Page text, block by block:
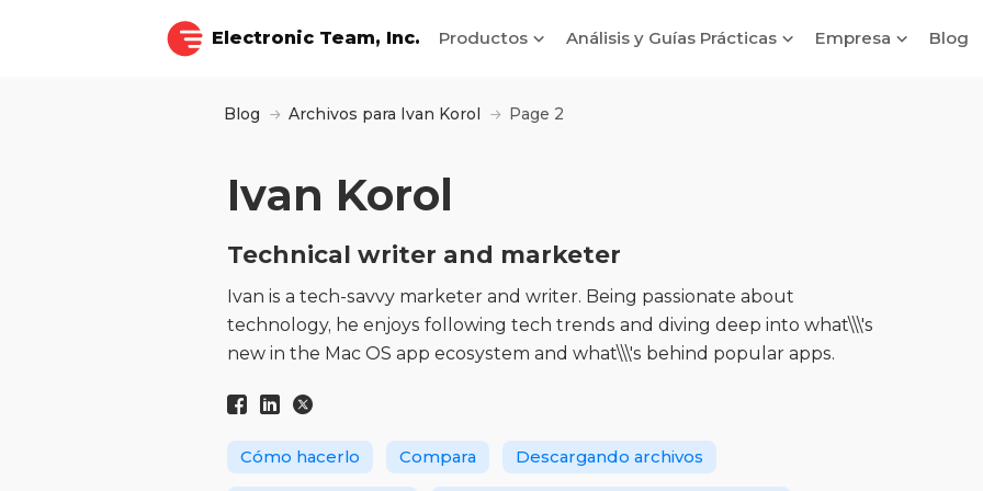
Electronic Team, Inc. Productos Análisis y Guías Prácticas Empresa Blog
Blog Archivos para Ivan Korol Page 2
Ivan Korol
Technical writer and marketer
Ivan is a tech-savvy marketer and writer. Being passionate about
technology, he enjoys following tech trends and diving deep into what\\\'s
new in the Mac OS app ecosystem and what\\\'s behind popular apps.
Cómo hacerlo Compara Descargando archivos